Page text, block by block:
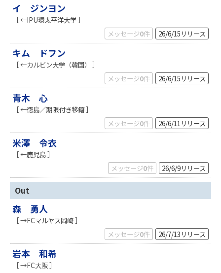
イ ジンヨン
［ ←IPU環太平洋大学 ］
メッセージ0件 26/6/15 リリース
キム ドフン
［ ←カルビン大学（韓国） ］
メッセージ0件 26/6/15 リリース
青木 心
［ ←徳島／期限付き移籍 ］
メッセージ0件 26/6/11 リリース
米澤 令衣
［ ←鹿児島 ］
メッセージ0件 26/6/9リリース
Out
森 勇人
［ →FCマルヤス岡崎 ］
メッセージ0件 26/7/13 リリース
岩本 和希
［ →FC大阪 ］